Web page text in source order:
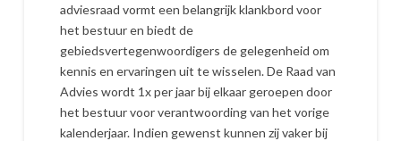
adviesraad vormt een belangrijk klankbord voor
het bestuur en biedt de
gebiedsvertegenwoordigers de gelegenheid om
kennis en ervaringen uit te wisselen. De Raad van
Advies wordt 1x per jaar bij elkaar geroepen door
het bestuur voor verantwoording van het vorige
kalenderjaar. Indien gewenst kunnen zij vaker bij